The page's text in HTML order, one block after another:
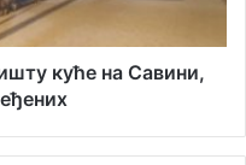
куће на Савини,